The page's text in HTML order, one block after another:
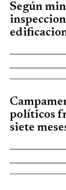
Según
políticos
siete